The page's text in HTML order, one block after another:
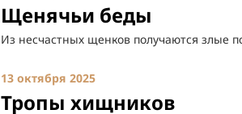
Щенячьи беды
Из несчастных щенков получаются злые
13 октября 2025
Тропы хищников